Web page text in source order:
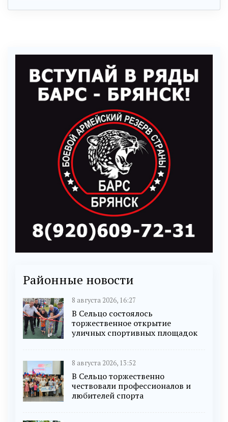
Районные новости
8 августа 2026, 16:27
В Сельцо состоялось
торжественное открытие
уличных спортивных площадок
8 августа 2026, 13:52
В Сельцо торжественно
чествовали профессионалов и
любителей спорта